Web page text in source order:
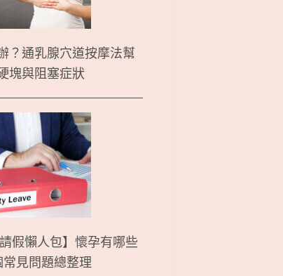
？通乳腺穴道按摩法幫
塊與阻塞症狀
假懶人包】懷孕有哪些
見問題總整理